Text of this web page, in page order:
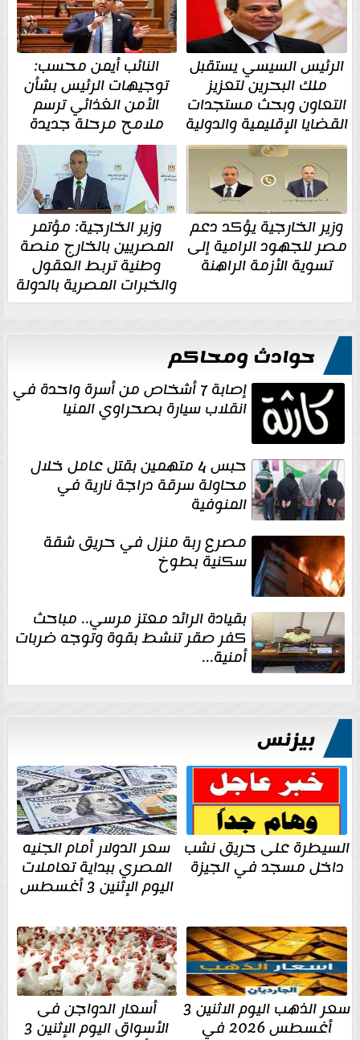
الرئيس السيسي يستقبل
ملك البحرين لتعزيز
التعاون وبحث مستجدات
القضايا الإقليمية والدولية
النائب أيمن محسب:
توجيهات الرئيس بشأن
الأمن الغذائي ترسم
ملامح مرحلة جديدة
وزير الخارجية يؤكد دعم
مصر للجهود الرامية إلى
تسوية الأزمة الراهنة
وزير الخارجية: مؤتمر
المصريين بالخارج منصة
وطنية تربط العقول
والخبرات المصرية بالدولة
حوادث ومحاكم
إصابة 7 أشخاص من أسرة واحدة في
انقلاب سيارة بصحراوي المنيا
حبس 4 متهمين بقتل عامل خلال
محاولة سرقة دراجة نارية في
المنوفية
مصرع ربة منزل في حريق شقة
سكنية بطوخ
بقيادة الرائد معتز مرسي.. مباحث
كفر صقر تنشط بقوة وتوجه ضربات
أمنية...
بيزنس
السيطرة على حريق نشب
داخل مسجد في الجيزة
سعر الدولار أمام الجنيه
المصري ببداية تعاملات
اليوم الإثنين 3 أغسطس
سعر الذهب اليوم الاثنين 3
أغسطس 2026 في
أسعار الدواجن فى
الأسواق اليوم الإثنين 3